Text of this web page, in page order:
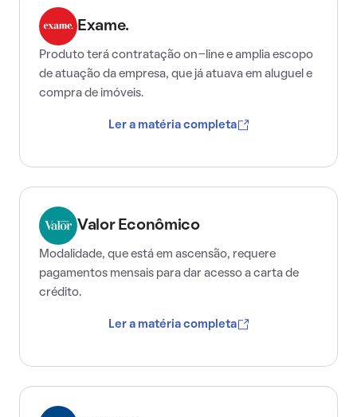
Exame.
Produto terá contratação on-line e amplia escopo
de atuação da empresa, que já atuava em aluguel e
compra de imóveis.
Ler a matéria completa
Valor Econômico
Modalidade, que está em ascensão, requere
pagamentos mensais para dar acesso a carta de
crédito.
Ler a matéria completa